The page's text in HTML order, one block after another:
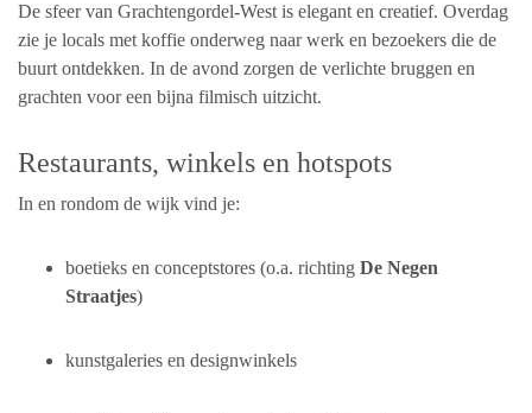
De sfeer van Grachtengordel-West is elegant en creatief. Overdag
zie je locals met koffie onderweg naar werk en bezoekers die de
buurt ontdekken. In de avond zorgen de verlichte bruggen en
grachten voor een bijna filmisch uitzicht.
Restaurants, winkels en hotspots
In en rondom de wijk vind je:
boetieks en conceptstores (o.a. richting De Negen
Straatjes)
kunstgaleries en designwinkels